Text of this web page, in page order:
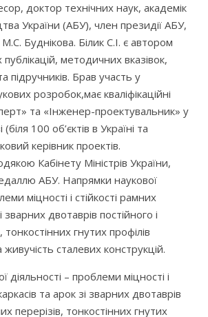
доктор технічних наук, академік
України (АБУ), член президії АБУ,
М.С. Буднікова. Білик С.І. є автором
методичних вказівок,
підручників. Брав участь у
розробок,має кваліфікаційні
та «Інженер-проектувальник» у
(біля 100 об’єктів в Україні та
керівник проектів.
Кабінету Міністрів України,
АБУ. Напрямки наукової
міцності і стійкості рамних
зварних двотаврів постійного і
тонкостінних гнутих профілів
живучість сталевих конструкцій.
діяльності – проблеми міцності і
та арок зі зварних двотаврів
перерізів, тонкостінних гнутих